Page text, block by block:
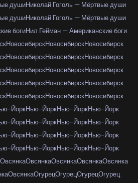
душиНиколай Гоголь — Мёртвые души
душиНиколай Гоголь — Мёртвые души
богиНил Гейман — Американские боги
НовосибирскНовосибирскНовосибирск
НовосибирскНовосибирскНовосибирск
НовосибирскНовосибирскНовосибирск
НовосибирскНовосибирскНовосибирск
НовосибирскНовосибирскНовосибирск
ЙоркНью-ЙоркНью-ЙоркНью-Йорк
ЙоркНью-ЙоркНью-ЙоркНью-Йорк
ЙоркНью-ЙоркНью-ЙоркНью-Йорк
ЙоркНью-ЙоркНью-ЙоркНью-Йорк
ОвсянкаОвсянкаОвсянкаОвсянкаОвсянка
ОвсянкаОгурецОгурецОгурецОгурец